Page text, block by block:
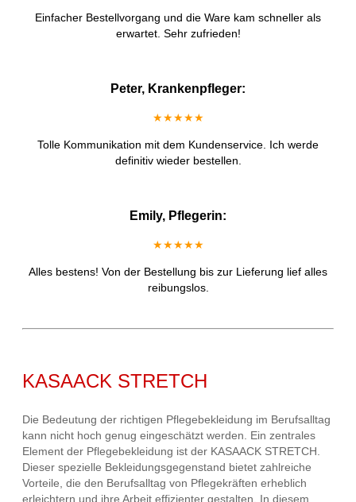
Einfacher Bestellvorgang und die Ware kam schneller als
erwartet. Sehr zufrieden!
Peter, Krankenpfleger:
★★★★★
Tolle Kommunikation mit dem Kundenservice. Ich werde
definitiv wieder bestellen.
Emily, Pflegerin:
★★★★★
Alles bestens! Von der Bestellung bis zur Lieferung lief alles
reibungslos.
KASAACK STRETCH
Die Bedeutung der richtigen Pflegebekleidung im Berufsalltag
kann nicht hoch genug eingeschätzt werden. Ein zentrales
Element der Pflegebekleidung ist der KASAACK STRETCH.
Dieser spezielle Bekleidungsgegenstand bietet zahlreiche
Vorteile, die den Berufsalltag von Pflegekräften erheblich
erleichtern und ihre Arbeit effizienter gestalten. In diesem